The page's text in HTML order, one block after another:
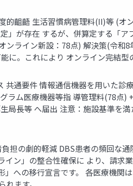
齟齬 生活習慣病管理料(II)等 (
が存在 するが、併算定する「ア
ライン新設：78点) 解決策(令和
。これにより オンライン完結型
通要件 情報通信機器を用いた
ラム医療機器等指 導管理料(78点
局長等 へ届出 注意：施設基準を
担の劇的軽減 DBS患者の頻回な
ン」の整合性確保に より、請求
への移行宣言です。 各医療機関